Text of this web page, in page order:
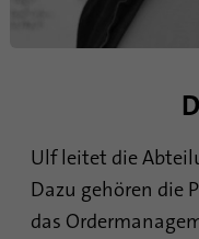
Ulf leitet die
Dazu gehören die
das